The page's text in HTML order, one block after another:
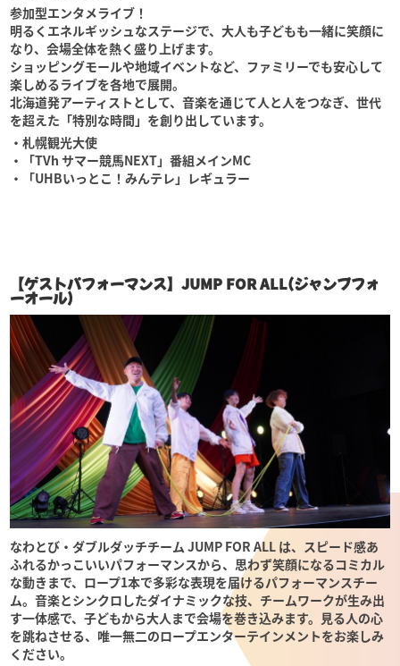
参加型エンタメライブ！
明るくエネルギッシュなステージで、大人も子どもも一緒に笑顔に
なり、会場全体を熱く盛り上げます。
ショッピングモールや地域イベントなど、ファミリーでも安心して
楽しめるライブを各地で展開。
北海道発アーティストとして、音楽を通じて人と人をつなぎ、世代
を超えた「特別な時間」を創り出しています。
・札幌観光大使
・「TVh サマー競馬NEXT」番組メインMC
・「UHBいっとこ！みんテレ」レギュラー
【ゲストパフォーマンス】JUMP FOR ALL(ジャンプフォ
ーオール)
なわとび・ダブルダッチチーム JUMP FOR ALL は、スピード感あ
ふれるかっこいいパフォーマンスから、思わず笑顔になるコミカル
な動きまで、ロープ1本で多彩な表現を届けるパフォーマンスチー
ム。音楽とシンクロしたダイナミックな技、チームワークが生み出
す一体感で、子どもから大人まで会場を巻き込みます。見る人の心
を跳ねさせる、唯一無二のロープエンターテインメントをお楽しみ
ください。